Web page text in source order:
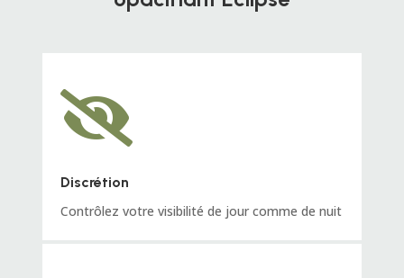

Discrétion
Contrôlez votre visibilité de jour comme de nuit